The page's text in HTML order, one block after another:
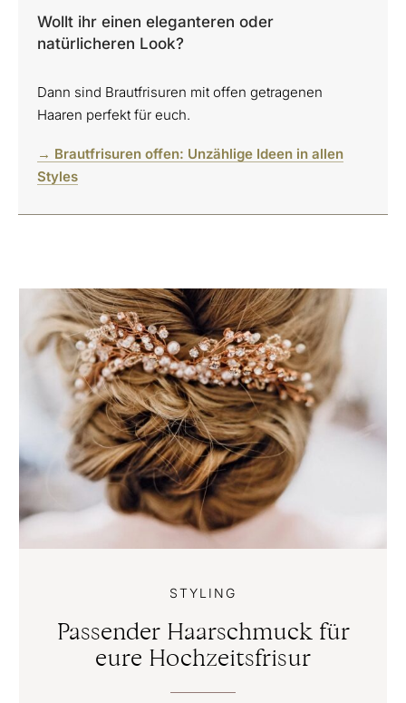
Wollt ihr einen eleganteren oder
natürlicheren Look?
Dann sind Brautfrisuren mit offen getragenen
Haaren perfekt für euch.
→ Brautfrisuren offen: Unzählige Ideen in allen
Styles
STYLING
Passender Haarschmuck für
eure Hochzeitsfrisur